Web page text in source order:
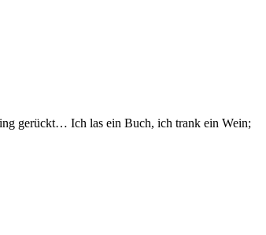
gerückt… Ich las ein Buch, ich trank ein Wein;